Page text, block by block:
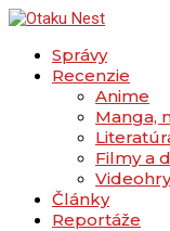
Správy
Recenzie
Anime
Manga,
Filmy a
Videohry
Články
Reportáže